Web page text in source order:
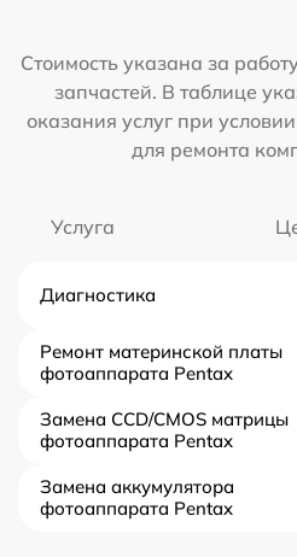
Стоимость указана за
запчастей. В таблице
оказания услуг при
для ремонта
Услуга
Диагностика
Ремонт материнской платы
фотоаппарата Pentax
Замена CCD/CMOS матрицы
фотоаппарата Pentax
Замена аккумулятора
фотоаппарата Pentax